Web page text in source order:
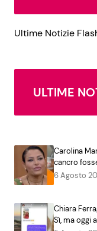
Ultime Notizie
ULTIME
Carolina
cancro
6 Agosto
Chiara
Sì, ma oggi